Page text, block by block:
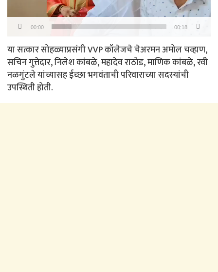
00:00 00:18
या सत्कार सोहळ्याप्रसंगी VVP कॉलेजचे चेअरमन अमोल चव्हाण,
सचिन गुत्तेदार, निलेश कांबळे, महादेव राठोड, माणिक कांबळे, रवी
नळगुंटले यांच्यासह ईच्छा भगवंताची परिवाराच्या सदस्यांची
उपस्थिती होती.